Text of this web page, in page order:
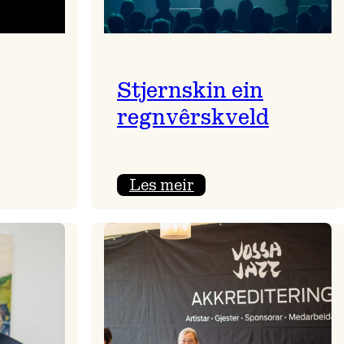
Stjernskin ein
regnvêrskveld
Les meir:
ein
regnvêrskveld